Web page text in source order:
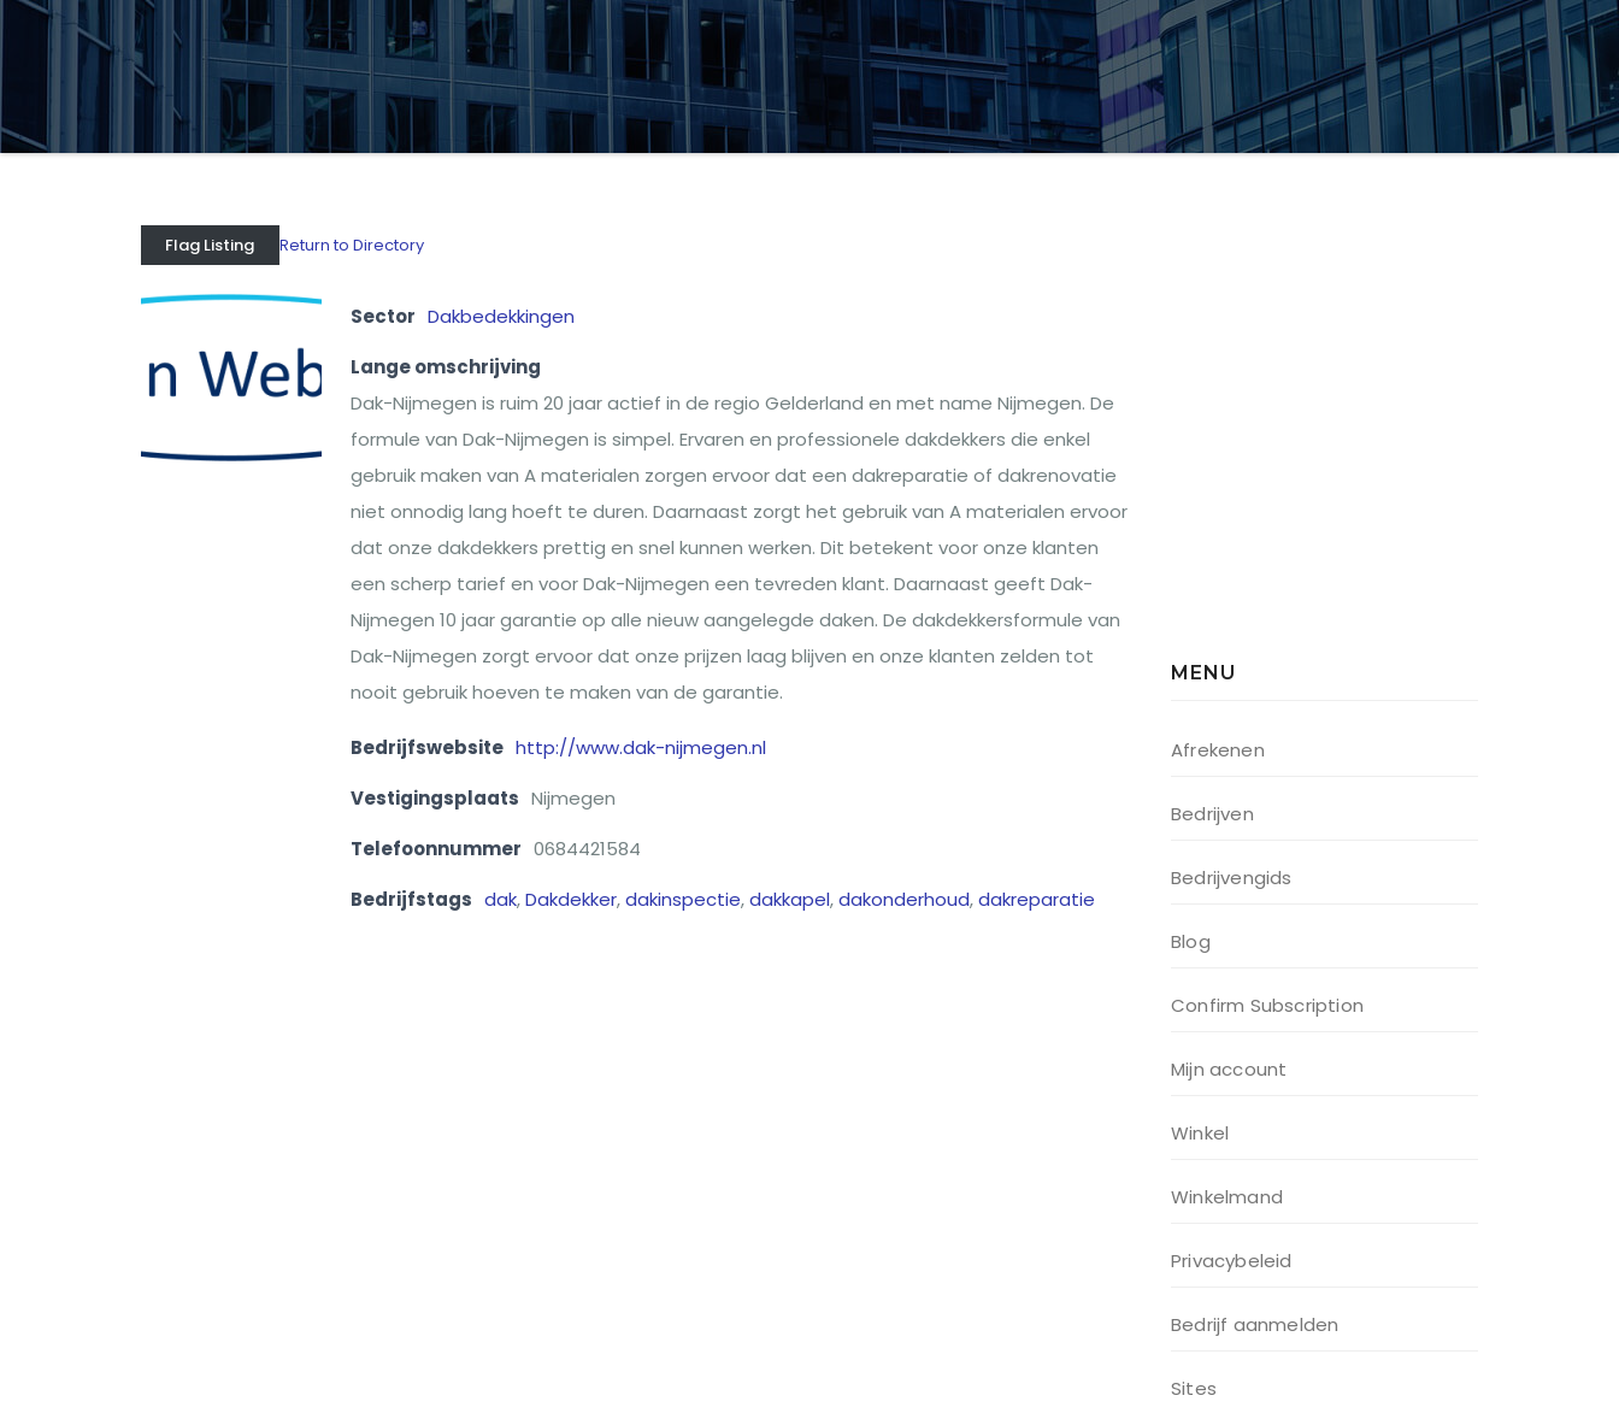
Flag Listing Return to Directory
Sector Dakbedekkingen
Lange omschrijving
Dak-Nijmegen is ruim 20 jaar actief in de regio Gelderland en met name Nijmegen. De
formule van Dak-Nijmegen is simpel. Ervaren en professionele dakdekkers die enkel
gebruik maken van A materialen zorgen ervoor dat een dakreparatie of dakrenovatie
niet onnodig lang hoeft te duren. Daarnaast zorgt het gebruik van A materialen ervoor
dat onze dakdekkers prettig en snel kunnen werken. Dit betekent voor onze klanten
een scherp tarief en voor Dak-Nijmegen een tevreden klant. Daarnaast geeft Dak-
Nijmegen 10 jaar garantie op alle nieuw aangelegde daken. De dakdekkersformule van
Dak-Nijmegen zorgt ervoor dat onze prijzen laag blijven en onze klanten zelden tot
nooit gebruik hoeven te maken van de garantie.
Bedrijfswebsite http://www.dak-nijmegen.nl
Vestigingsplaats Nijmegen
Telefoonnummer 0684421584
Bedrijfstags dak,Dakdekker,dakinspectie,dakkapel,dakonderhoud,dakreparatie
MENU
Afrekenen
Bedrijven
Bedrijvengids
Blog
Confirm Subscription
Mijn account
Winkel
Winkelmand
Privacybeleid
Bedrijf aanmelden
Sites